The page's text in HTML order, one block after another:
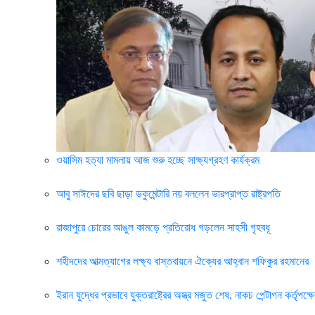
ওয়াসিম হত্যা মামলায় আজ শুরু হচ্ছে সাক্ষ্যগ্রহণ কার্যক্রম
আবু সাঈদের ছবি ছাড়া ডকুমেন্টারি নয় বললেন ভারপ্রাপ্ত রাষ্ট্রপতি
রাজাপুরে চোরের আঙুল কামড়ে প্রতিরোধ গড়লেন সাহসী গৃহবধূ
শহীদদের আত্মত্যাগের লক্ষ্য বাস্তবায়নে ঐক্যের আহ্বান শফিকুর রহমানের
ইরান যুদ্ধের প্রভাবে যুক্তরাষ্ট্রের অস্ত্র মজুত শেষ, নাকচ পেন্টাগন